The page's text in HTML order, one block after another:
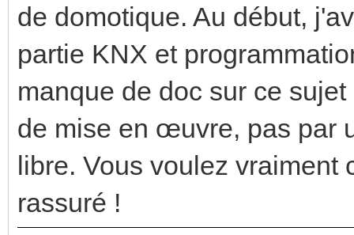
de domotique. Au début,
partie KNX et
manque de doc sur ce
de mise en œuvre, pas par
libre. Vous voulez vraiment
rassuré !